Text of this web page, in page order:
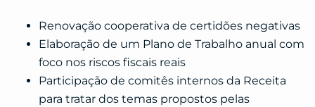
Renovação cooperativa de certidões negativas
Elaboração de um Plano de Trabalho anual com
foco nos riscos fiscais reais
Participação de comitês internos da Receita
para tratar dos temas propostos pelas